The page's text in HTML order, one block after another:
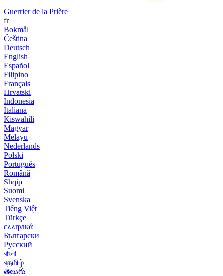
Guerrier de la Prière
fr
Bokmål
Čeština
Deutsch
English
Español
Filipino
Français
Hrvatski
Indonesia
Italiana
Kiswahili
Magyar
Melayu
Nederlands
Polski
Português
Română
Shqip
Suomi
Svenska
Tiếng Việt
Türkçe
ελληνικά
Български
Русский
বাংলা
বதமிழ்
తెలుగు